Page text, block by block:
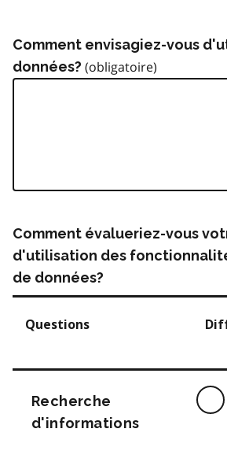
Comment envisagiez-vous
données?
Comment évalueriez-vous
d'utilisation des
de données?
Questions
Recherche
d'informations